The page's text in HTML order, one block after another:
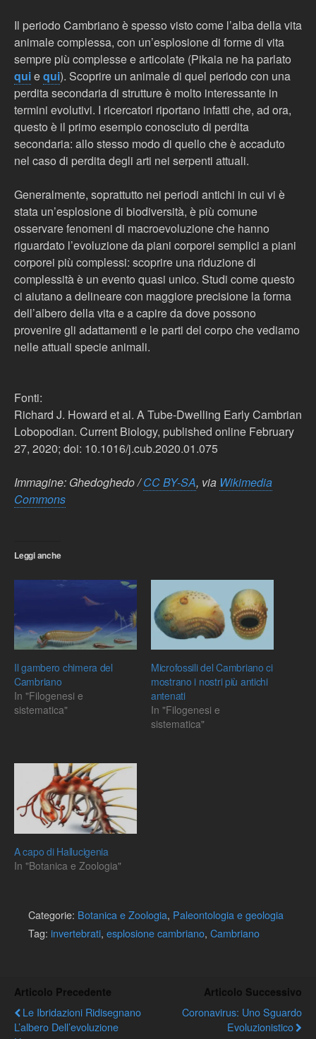
Il periodo Cambriano è spesso visto come l’alba della vita
animale complessa, con un’esplosione di forme di vita
sempre più complesse e articolate (Pikaia ne ha parlato
quiequi). Scoprire un animale di quel periodo con una
perdita secondaria di strutture è molto interessante in
termini evolutivi. I ricercatori riportano infatti che, ad ora,
questo è il primo esempio conosciuto di perdita
secondaria: allo stesso modo di quello che è accaduto
nel caso di perdita degli arti nei serpenti attuali.
Generalmente, soprattutto nei periodi antichi in cui vi è
stata un’esplosione di biodiversità, è più comune
osservare fenomeni di macroevoluzione che hanno
riguardato l’evoluzione da piani corporei semplici a piani
corporei più complessi: scoprire una riduzione di
complessità è un evento quasi unico. Studi come questo
ci aiutano a delineare con maggiore precisione la forma
dell’albero della vita e a capire da dove possono
provenire gli adattamenti e le parti del corpo che vediamo
nelle attuali specie animali.
Fonti:
Richard J. Howard et al. A Tube-Dwelling Early Cambrian
Lobopodian. Current Biology, published online February
27, 2020; doi: 10.1016/j.cub.2020.01.075
Immagine: Ghedoghedo /CC BY-SA, via Wikimedia
Commons
Leggi anche
Il gambero chimera del
Cambriano
In "Filogenesi e
sistematica"
Microfossili del Cambriano ci
mostrano i nostri più antichi
antenati
In "Filogenesi e
sistematica"
A capo di Hallucigenia
In "Botanica e Zoologia"
Categorie: Botanica e Zoologia, Paleontologia e geologia
Tag: invertebrati, esplosione cambriano, Cambriano
Articolo Precedente
Le Ibridazioni Ridisegnano
L’albero Dell’evoluzione
Articolo Successivo
Coronavirus: Uno Sguardo
Evoluzionistico